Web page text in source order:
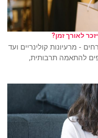
לאורך זמן?
- מרעיונות קולינריים ועד
להתאמה תרבותית,